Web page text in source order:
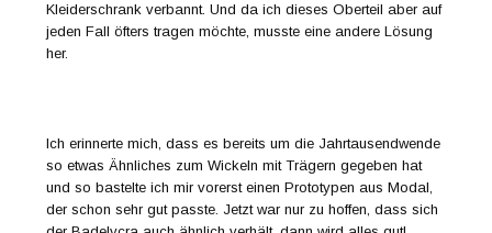
Kleiderschrank verbannt. Und da ich dieses Oberteil aber auf
jeden Fall öfters tragen möchte, musste eine andere Lösung
her.
Ich erinnerte mich, dass es bereits um die Jahrtausendwende
so etwas Ähnliches zum Wickeln mit Trägern gegeben hat
und so bastelte ich mir vorerst einen Prototypen aus Modal,
der schon sehr gut passte. Jetzt war nur zu hoffen, dass sich